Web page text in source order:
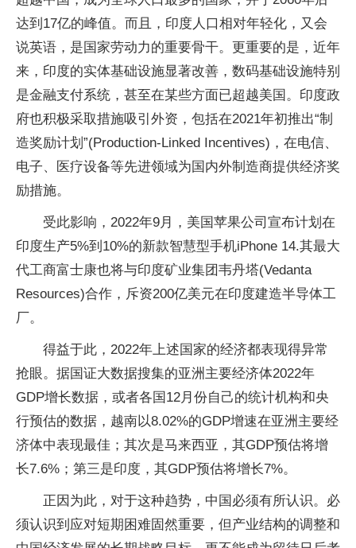
达到17亿的峰值。而且，印度人口相对年轻化，又会
说英语，是国家劳动力的重要骨干。更重要的是，近年
来，印度的实体基础设施显著改善，数码基础设施特别
是金融支付系统，甚至在某些方面已超越美国。印度政
府也积极采取措施吸引外资，包括在2021年初推出“制
造奖励计划”(Production-Linked Incentives)，在电信、
电子、医疗设备等先进领域为国内外制造商提供经济奖
励措施。
受此影响，2022年9月，美国苹果公司宣布计划在
印度生产5%到10%的新款智慧型手机iPhone 14.其最大
代工商富士康也将与印度矿业集团韦丹塔(Vedanta
Resources)合作，斥资200亿美元在印度建造半导体工
厂。
得益于此，2022年上述国家的经济都表现得异常
抢眼。据国证大数据搜集的亚洲主要经济体2022年
GDP增长数据，或者各国12月份自己的统计机构和央
行预估的数据，越南以8.02%的GDP增速在亚洲主要经
济体中表现最佳；其次是马来西亚，其GDP预估将增
长7.6%；第三是印度，其GDP预估将增长7%。
正因为此，对于这种趋势，中国必须有所认识。必
须认识到应对短期困难固然重要，但产业结构的调整和